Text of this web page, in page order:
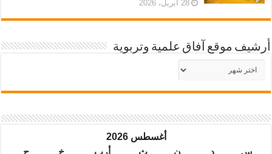
28 أبريل، 2026
أرشيف موقع آفاق علمية وتربوية
أرشيف
موقع
أغسطس 2026
س
د ن ث أرب خ ج